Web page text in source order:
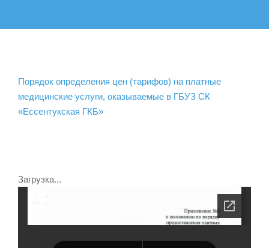
Порядок определения цен (тарифов) на платные
медицинские услуги, оказываемые в ГБУЗ СК
«Ессентукская ГКБ»
Загрузка...